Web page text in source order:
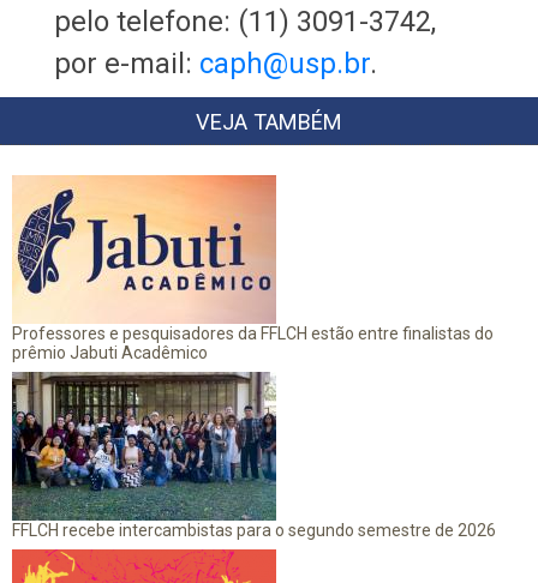
pelo telefone: (11) 3091-3742,
por e-mail: caph@usp.br.
VEJA TAMBÉM
Professores e pesquisadores da FFLCH estão entre finalistas do
prêmio Jabuti Acadêmico
FFLCH recebe intercambistas para o segundo semestre de 2026